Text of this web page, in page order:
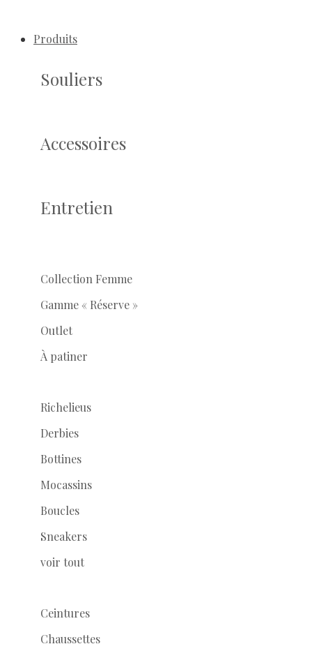
Produits
Souliers
Accessoires
Entretien
Collection Femme
Gamme « Réserve »
Outlet
À patiner
Richelieus
Derbies
Bottines
Mocassins
Boucles
Sneakers
voir tout
Ceintures
Chaussettes